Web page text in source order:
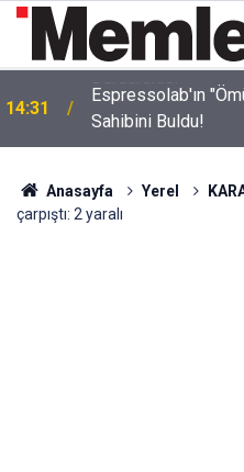
14:31
Espressolab'ın
Sahibini Buldu!
Anasayfa Yerel
çarpıştı: 2 yaralı